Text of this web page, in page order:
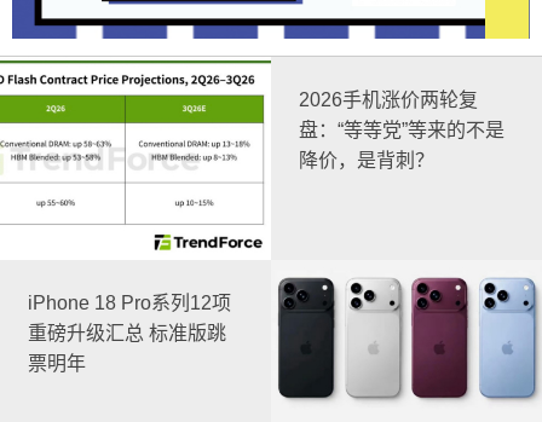
2026手机涨价两轮复
盘：“等等党”等来的不是
降价，是背刺？
iPhone 18 Pro系列12项
重磅升级汇总 标准版跳
票明年